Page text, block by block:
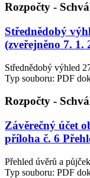
Rozpočty -
Střednědobý
(zveřejněno 7. 1.
Střednědobý výhled
Typ souboru: PDF
Rozpočty -
Závěrečný účet
příloha č. 6
Přehled úvěrů a
Typ souboru: PDF